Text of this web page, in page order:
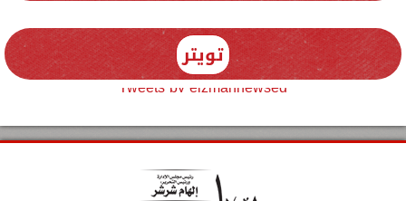
تويتر
Tweets by elzmannewseg